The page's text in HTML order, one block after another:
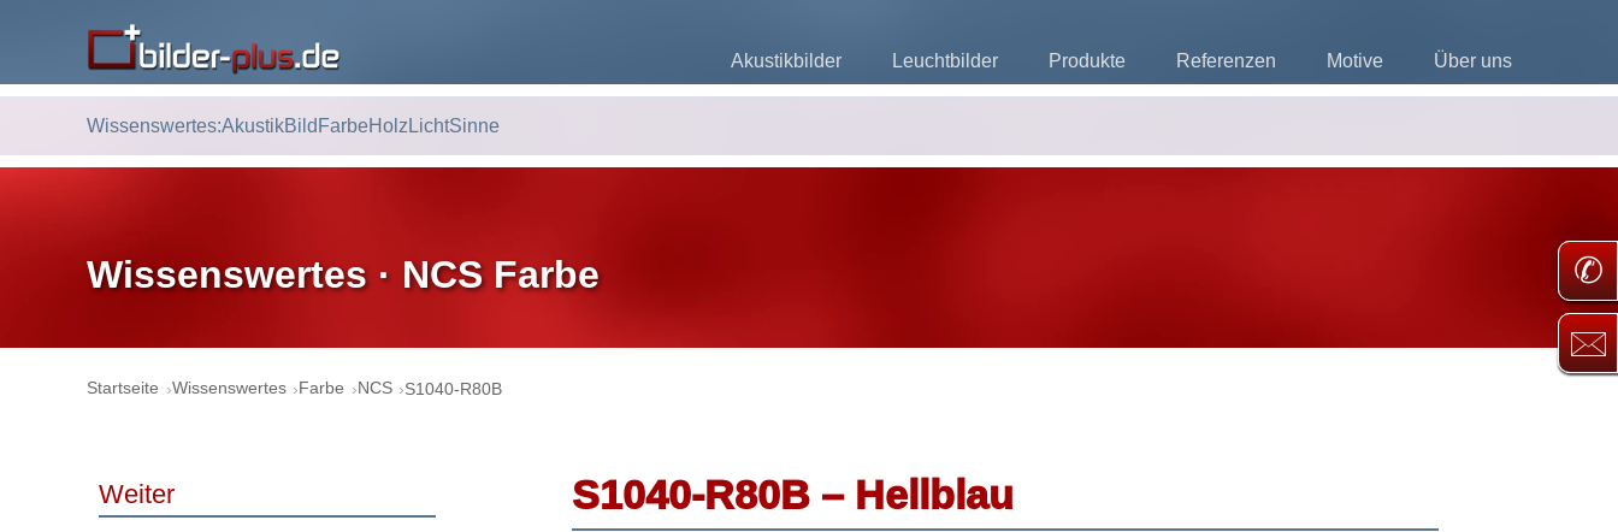
Akustikbilder Leuchtbilder Produkte Referenzen Motive Über uns
Wissenswertes:AkustikBild FarbeHolz LichtSinne
✆
🖂
Wissenswertes · NCS Farbe
Startseite Wissenswertes Farbe NCS S1040-R80B
S1040-R80B – Hellblau
Weiter